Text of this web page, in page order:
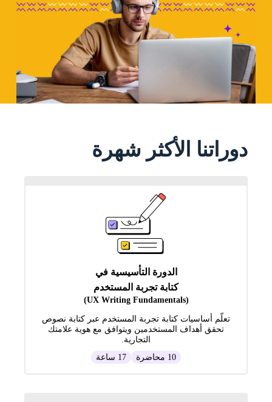
دوراتنا الأكثر شهرة
الدورة التأسيسية في
كتابة تجربة المستخدم
(UX Writing Fundamentals)
تعلّم أساسيات كتابة تجربة المستخدم عبر كتابة نصوص
تحقق أهداف المستخدمين ويتوافق مع هوية علامتك
التجارية.
10 محاضرة
17 ساعة